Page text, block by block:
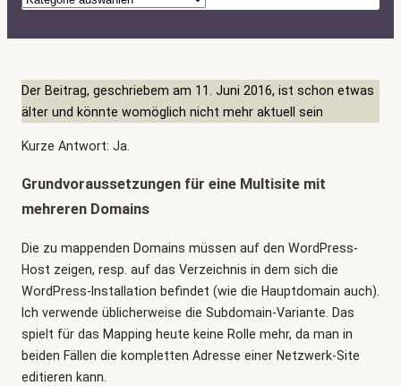
t
g
o
r
i
n
Der Beitrag, geschriebem am 11. Juni 2016, ist schon etwas
älter und könnte womöglich nicht mehr aktuell sein
Kurze Antwort: Ja.
Grundvoraussetzungen für eine Multisite mit
mehreren Domains
Die zu mappenden Domains müssen auf den WordPress-
Host zeigen, resp. auf das Verzeichnis in dem sich die
WordPress-Installation befindet (wie die Hauptdomain auch).
Ich verwende üblicherweise die Subdomain-Variante. Das
spielt für das Mapping heute keine Rolle mehr, da man in
beiden Fällen die kompletten Adresse einer Netzwerk-Site
editieren kann.